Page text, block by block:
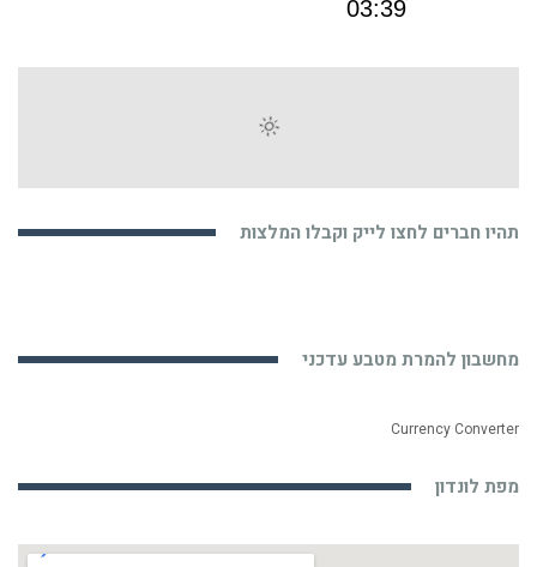
תהיו חברים לחצו לייק וקבלו המלצות
מחשבון להמרת מטבע עדכני
Currency Converter
מפת לונדון